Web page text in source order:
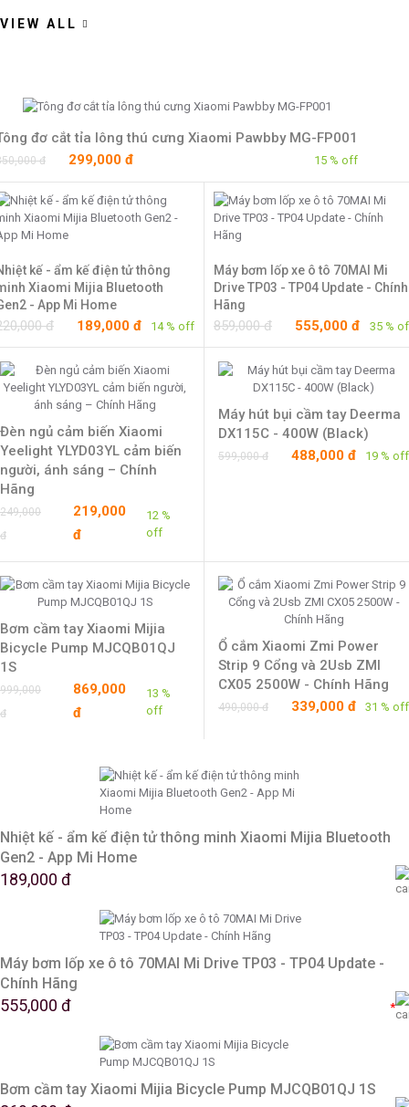
VIEW ALL
đơ cắt tỉa lông thú cưng Xiaomi Pawbby MG-FP001
đ 299,000 đ 15 % off
kế - ẩm kế điện tử thông
Xiaomi Mijia Bluetooth
- App Mi Home
đ 189,000 đ 14 % off
Máy bơm lốp xe ô tô 70MAI Mi
Drive TP03 - TP04 Update - Chính
Hãng
859,000 đ 555,000 đ 35 %
Đèn ngủ cảm biến Xiaomi
Yeelight YLYD03YL cảm biến
người, ánh sáng – Chính
Hãng
249,000
đ
219,000
đ
12 %
off
Máy hút bụi cầm tay Deerma
DX115C - 400W (Black)
599,000 đ 488,000 đ 19 % off
Bơm cầm tay Xiaomi Mijia
Bicycle Pump MJCQB01QJ
1S
999,000
đ
869,000
đ
13 %
off
Ổ cắm Xiaomi Zmi Power
Strip 9 Cổng và 2Usb ZMI
CX05 2500W - Chính Hãng
490,000 đ 339,000 đ 31 % off
Nhiệt kế - ẩm kế điện tử thông minh Xiaomi Mijia Bluetooth
Gen2 - App Mi Home
189,000 đ
Máy bơm lốp xe ô tô 70MAI Mi Drive TP03 - TP04 Update -
Chính Hãng
555,000 đ *
Bơm cầm tay Xiaomi Mijia Bicycle Pump MJCQB01QJ 1S